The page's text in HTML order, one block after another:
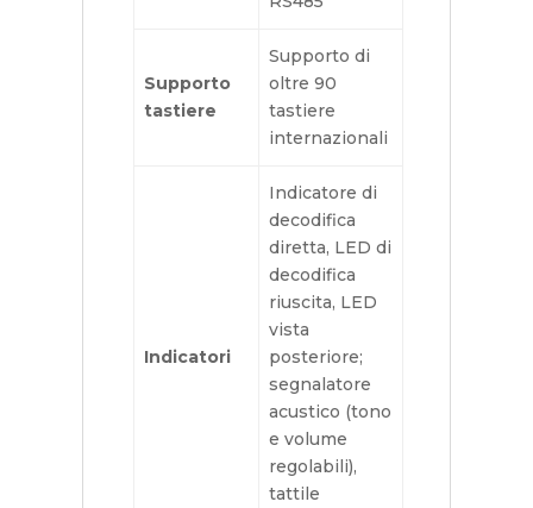
Supporto
tastiere
Supporto di
oltre 90
tastiere
internazionali
Indicatori
Indicatore di
decodifica
diretta, LED di
decodifica
riuscita, LED
vista
posteriore;
segnalatore
acustico (tono
e volume
regolabili),
tattile